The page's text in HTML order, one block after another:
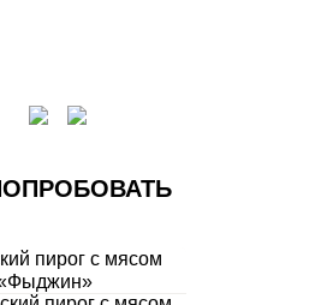
пирог с мясом